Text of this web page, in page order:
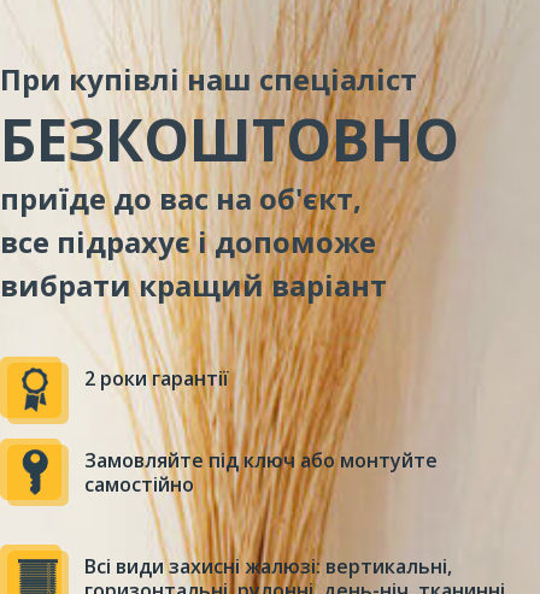
При купівлі наш спеціаліст
БЕЗКОШТОВНО
приїде до вас на об'єкт,
все підрахує і допоможе
вибрати кращий варіант
2 роки гарантії
Замовляйте під ключ або монтуйте
самостійно
Всі види захисні жалюзі: вертикальні,